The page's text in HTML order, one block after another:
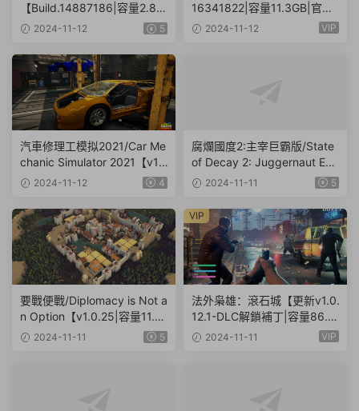
【Build.14887186|容量2.86
GB|官方簡體中文|支持鍵盤.
2024-11-12 5
16341822|容量11.3GB|官方
簡體中文】
2024-11-12 VIP
汽車修理工模拟2021/Car Me
chanic Simulator 2021【v1.
0.36|集成DLCs|容量23.4GB
2024-11-12 4
腐爛國度2:主宰巨霸版/State
of Decay 2: Juggernaut Edit
ion（v38.1|容量20.4GB|官方
2024-11-11 5
要戰便戰/Diplomacy is Not a
n Option【v1.0.25|容量11.3
GB|官方簡體中文|支持鍵盤.
2024-11-11 5
法外枭雄：滾石城【更新v1.0.
12.1-DLC解鎖補丁|容量86.7
GB|官方簡體中文】Crime Bo
2024-11-11 VIP
VIP